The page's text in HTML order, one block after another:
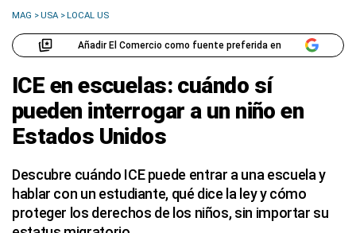
MAG >USA >LOCAL US
Añadir El Comercio como fuente preferida en
ICE en escuelas: cuándo sí
pueden interrogar a un niño en
Estados Unidos
Descubre cuándo ICE puede entrar a una escuela y
hablar con un estudiante, qué dice la ley y cómo
proteger los derechos de los niños, sin importar su